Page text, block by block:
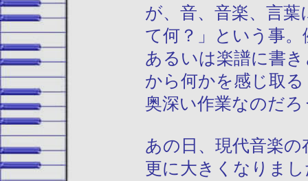
が、音、音楽、言
て何？」という事
あるいは楽譜に書
から何かを感じ取
奥深い作業なのだ
あの日、現代音楽
更に大きくなりま